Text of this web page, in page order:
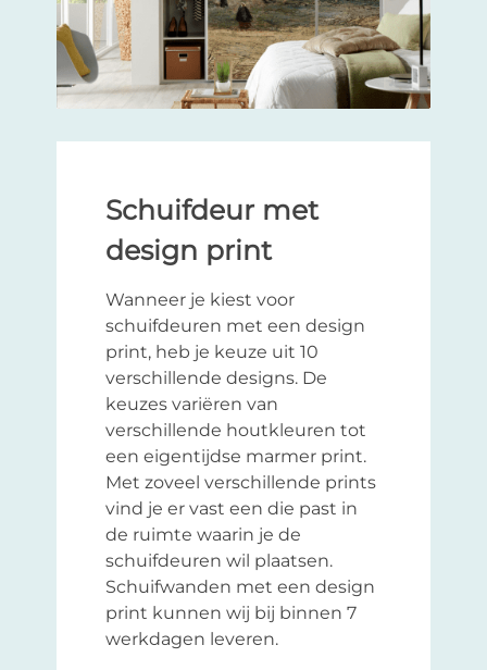
Schuifdeur met
design print
Wanneer je kiest voor
schuifdeuren met een design
print, heb je keuze uit 10
verschillende designs. De
keuzes variëren van
verschillende houtkleuren tot
een eigentijdse marmer print.
Met zoveel verschillende prints
vind je er vast een die past in
de ruimte waarin je de
schuifdeuren wil plaatsen.
Schuifwanden met een design
print kunnen wij bij binnen 7
werkdagen leveren.